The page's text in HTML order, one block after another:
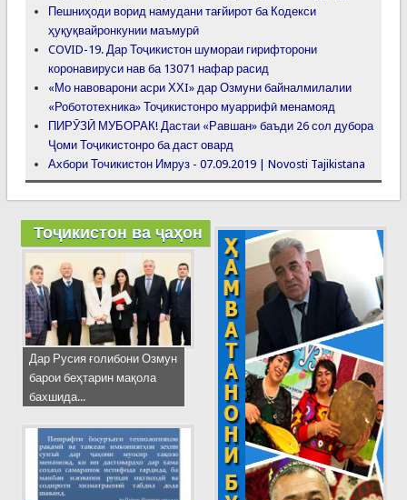
Пешниҳоди ворид намудани тағйирот ба Кодекси
ҳуқуқвайронкунии маъмурӣ
COVID-19. Дар Тоҷикистон шумораи гирифторони
коронавируси нав ба 13071 нафар расид
«Мо навоварони асри ХХI» дар Озмуни байналмилалии
«Робототехника» Тоҷикистонро муаррифӣ менамояд
ПИРӮЗӢ МУБОРАК! Дастаи «Равшан» баъди 26 сол дубора
Ҷоми Тоҷикистонро ба даст овард
Ахбори Точикистон Имруз - 07.09.2019 | Novosti Tajikistana
Тоҷикистон ва ҷаҳон
Дар Русия ғолибони Озмун
барои беҳтарин мақола
бахшида...